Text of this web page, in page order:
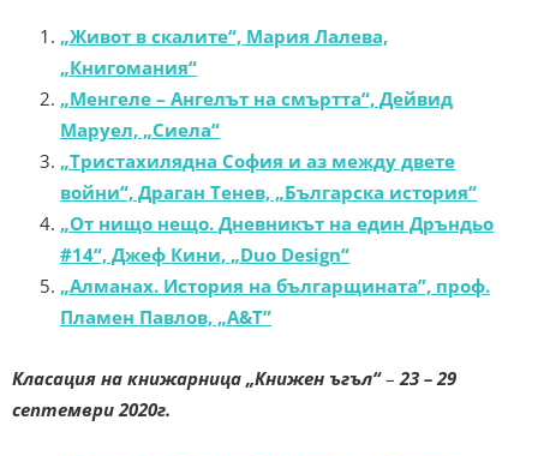
„Живот в скалите“, Мария Лалева,
„Книгомания“
„Менгеле – Ангелът на смъртта“, Дейвид
Маруел, „Сиела“
„Тристахилядна София и аз между двете
войни“, Драган Тенев, „Българска история“
„От нищо нещо. Дневникът на един Дръндьо
#14“, Джеф Кини, „Duo Design“
„Алманах. История на българщината”, проф.
Пламен Павлов, „A&T”
Класация на книжарница „Книжен ъгъл“– 23 – 29
септември 2020г.